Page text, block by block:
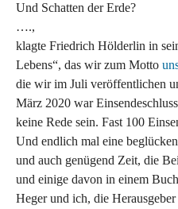
Und Schatten der Erde?
….,
klagte Friedrich Hölderlin in
Lebens“, das wir zum Motto
die wir im Juli veröffentlichen
März 2020 war
keine Rede sein. Fast 100
Und endlich mal eine
und auch genügend Zeit, die
und einige davon in einem
Heger und ich, die